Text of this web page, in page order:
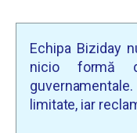
Echipa Biziday
nicio formă
limitate, iar